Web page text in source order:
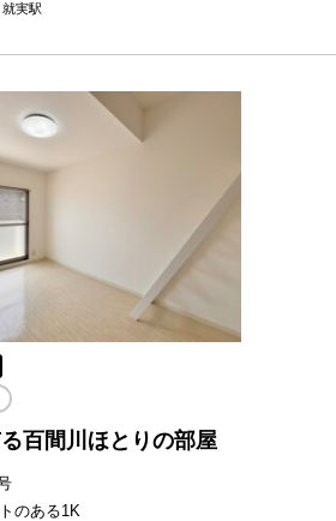
実駅
百間川ほとりの部屋
のある1K